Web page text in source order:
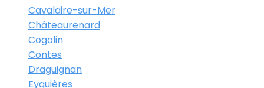
Cavalaire-sur-Mer
Châteaurenard
Cogolin
Contes
Draguignan
Eyguières